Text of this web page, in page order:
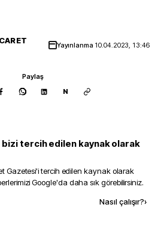
Yayınlanma 10.04.2023, 13:46
Paylaş
N
tercih edilen kaynak olarak
Gazetesi'i tercih edilen kaynak olarak
Google'da daha sık görebilirsiniz.
Nasıl çalışır?›